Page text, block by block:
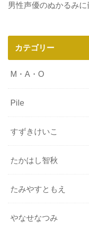
男性声優のぬかるみに
カテゴリー
M・A・O
Pile
すずきけいこ
たかはし智秋
たみやすともえ
やなせなつみ